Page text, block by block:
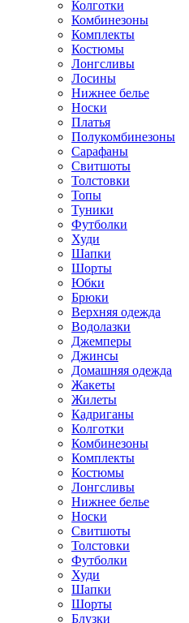
Колготки
Комбинезоны
Комплекты
Костюмы
Лонгсливы
Лосины
Нижнее белье
Носки
Платья
Полукомбинезоны
Сарафаны
Свитшоты
Толстовки
Топы
Туники
Футболки
Худи
Шапки
Шорты
Юбки
Брюки
Верхняя одежда
Водолазки
Джемперы
Джинсы
Домашняя одежда
Жакеты
Жилеты
Кадриганы
Колготки
Комбинезоны
Комплекты
Костюмы
Лонгсливы
Нижнее белье
Носки
Свитшоты
Толстовки
Футболки
Худи
Шапки
Шорты
Блузки